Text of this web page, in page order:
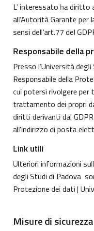
L’ interessato ha diritto
all’Autorità Garante per
sensi dell’art.77 del
Responsabile della
Presso l’Università
Responsabile della
cui potersi rivolgere
trattamento dei propri
diritti derivanti dal
all'indirizzo di posta
Link utili
Ulteriori informazioni
degli Studi di Padova
Protezione dei dati |
Misure di sicurezza